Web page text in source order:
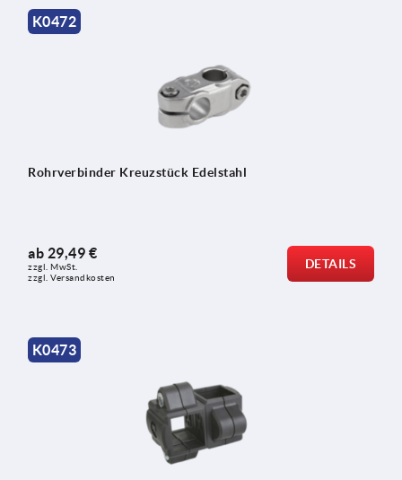
K0472
Rohrverbinder Kreuzstück Edelstahl
ab 29,49 €
zzgl. MwSt.
zzgl. Versandkosten
DETAILS
K0473